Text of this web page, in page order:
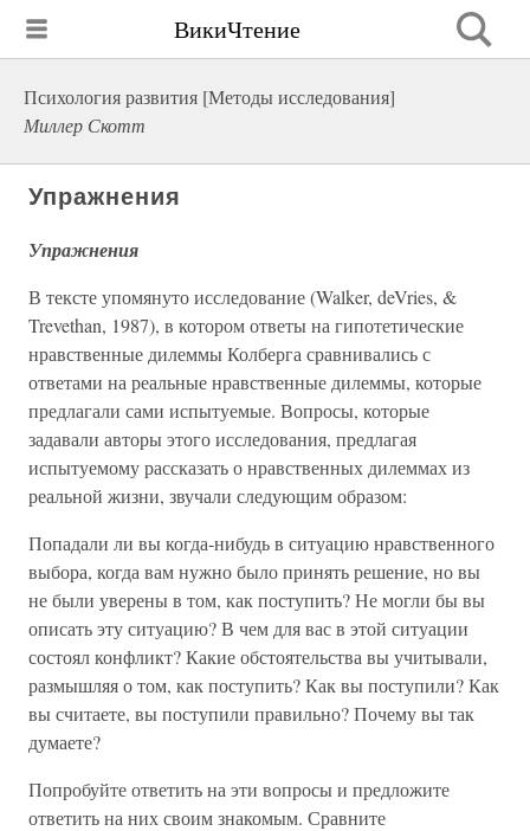
ВикиЧтение
Психология развития [Методы исследования]
Миллер Скотт
Упражнения
Упражнения
В тексте упомянуто исследование (Walker, deVries, &
Trevethan, 1987), в котором ответы на гипотетические
нравственные дилеммы Колберга сравнивались с
ответами на реальные нравственные дилеммы, которые
предлагали сами испытуемые. Вопросы, которые
задавали авторы этого исследования, предлагая
испытуемому рассказать о нравственных дилеммах из
реальной жизни, звучали следующим образом:
Попадали ли вы когда-нибудь в ситуацию нравственного
выбора, когда вам нужно было принять решение, но вы
не были уверены в том, как поступить? Не могли бы вы
описать эту ситуацию? В чем для вас в этой ситуации
состоял конфликт? Какие обстоятельства вы учитывали,
размышляя о том, как поступить? Как вы поступили? Как
вы считаете, вы поступили правильно? Почему вы так
думаете?
Попробуйте ответить на эти вопросы и предложите
ответить на них своим знакомым. Сравните